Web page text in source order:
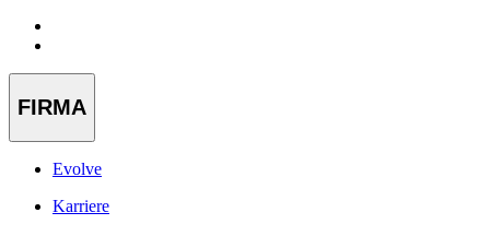
FIRMA
Evolve
Karriere